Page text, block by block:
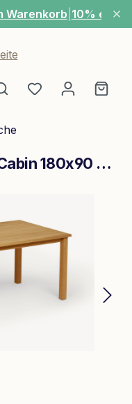
Warenkorb 10% extra
Du hast 0
Weishäupl Gartentisch Cabin 180x90 cm Teak massiv